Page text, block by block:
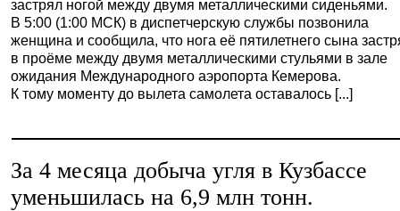
застрял ногой между двумя металлическими сиденьями.
В 5:00 (1:00 МСК) в диспетчерскую службы позвонила
женщина и сообщила, что нога её пятилетнего сына
в проёме между двумя металлическими стульями в зале
ожидания Международного аэропорта Кемерова.
К тому моменту до вылета самолета оставалось [...]
За 4 месяца добыча угля в Кузбассе
уменьшилась на 6,9 млн тонн.